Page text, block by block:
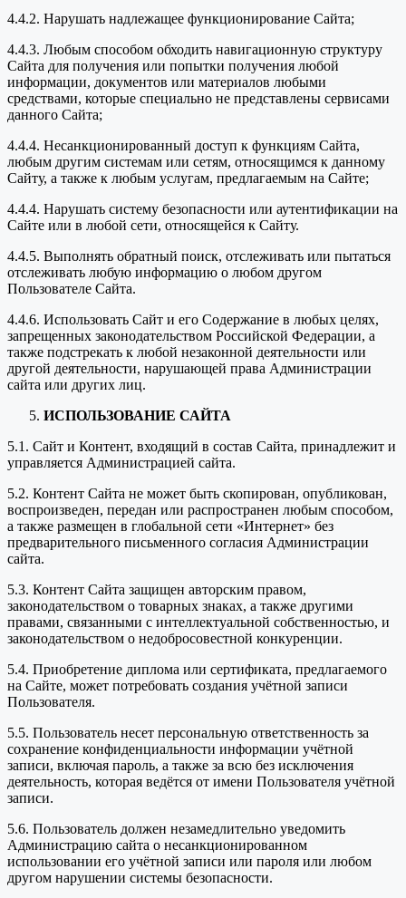
4.4.2. Нарушать надлежащее функционирование Сайта;
4.4.3. Любым способом обходить навигационную структуру
Сайта для получения или попытки получения любой
информации, документов или материалов любыми
средствами, которые специально не представлены сервисами
данного Сайта;
4.4.4. Несанкционированный доступ к функциям Сайта,
любым другим системам или сетям, относящимся к данному
Сайту, а также к любым услугам, предлагаемым на Сайте;
4.4.4. Нарушать систему безопасности или аутентификации на
Сайте или в любой сети, относящейся к Сайту.
4.4.5. Выполнять обратный поиск, отслеживать или пытаться
отслеживать любую информацию о любом другом
Пользователе Сайта.
4.4.6. Использовать Сайт и его Содержание в любых целях,
запрещенных законодательством Российской Федерации, а
также подстрекать к любой незаконной деятельности или
другой деятельности, нарушающей права Администрации
сайта или других лиц.
ИСПОЛЬЗОВАНИЕ САЙТА
5.1. Сайт и Контент, входящий в состав Сайта, принадлежит и
управляется Администрацией сайта.
5.2. Контент Сайта не может быть скопирован, опубликован,
воспроизведен, передан или распространен любым способом,
а также размещен в глобальной сети «Интернет» без
предварительного письменного согласия Администрации
сайта.
5.3. Контент Сайта защищен авторским правом,
законодательством о товарных знаках, а также другими
правами, связанными с интеллектуальной собственностью, и
законодательством о недобросовестной конкуренции.
5.4. Приобретение диплома или сертификата, предлагаемого
на Сайте, может потребовать создания учётной записи
Пользователя.
5.5. Пользователь несет персональную ответственность за
сохранение конфиденциальности информации учётной
записи, включая пароль, а также за всю без исключения
деятельность, которая ведётся от имени Пользователя учётной
записи.
5.6. Пользователь должен незамедлительно уведомить
Администрацию сайта о несанкционированном
использовании его учётной записи или пароля или любом
другом нарушении системы безопасности.